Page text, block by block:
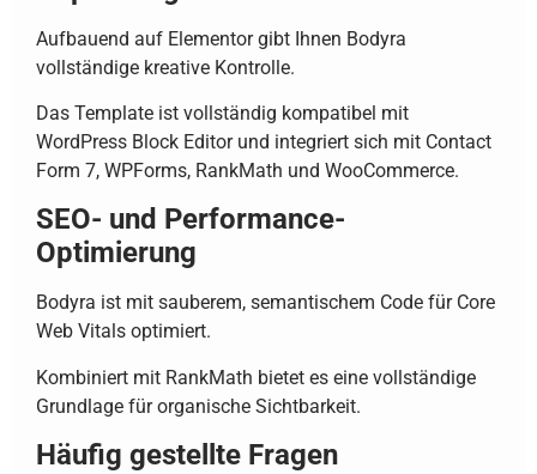
Aufbauend auf Elementor gibt Ihnen Bodyra
vollständige kreative Kontrolle.
Das Template ist vollständig kompatibel mit
WordPress Block Editor und integriert sich mit Contact
Form 7, WPForms, RankMath und WooCommerce.
SEO- und Performance-
Optimierung
Bodyra ist mit sauberem, semantischem Code für Core
Web Vitals optimiert.
Kombiniert mit RankMath bietet es eine vollständige
Grundlage für organische Sichtbarkeit.
Häufig gestellte Fragen